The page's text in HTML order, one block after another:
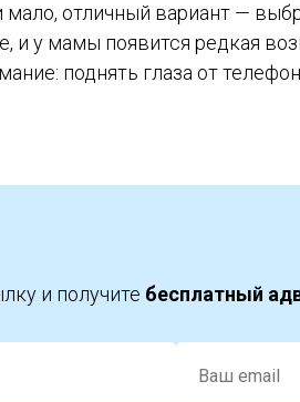
отличный вариант —
и у мамы появится редкая
поднять глаза от
и получите бесплатный